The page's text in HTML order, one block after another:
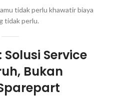
tidak perlu khawatir biaya
tidak perlu.